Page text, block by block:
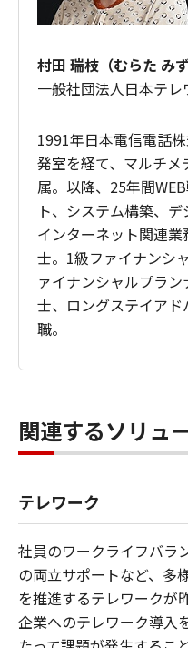
村田 瑞枝（むらた みず
一般社団法人日本テ
1991年日本電信電話
発室を経て、マルチ
属。以降、25年間
ト、システム構築、
インターネット関連
士。1級ファイナンシ
ァイナンシャルプラ
士、ロングステイア
職。
関連するソリュ
テレワーク
社員のワークライフバラ
の両立サポートなど、多
を推進するテレワークが
企業へのテレワーク導入